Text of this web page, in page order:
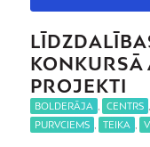
KONKURSĀ
PROJEKTI
BOLDERĀJA CENTRS
PURVCIEMS
TEIKA